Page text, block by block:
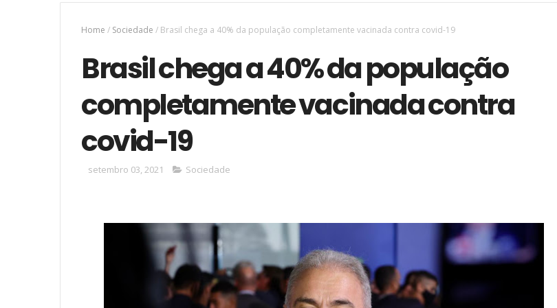
Home / Sociedade / Brasil chega a 40% da população completamente vacinada contra covid-19
Brasil chega a 40% da população
completamente vacinada contra
covid-19
setembro 03, 2021 Sociedade